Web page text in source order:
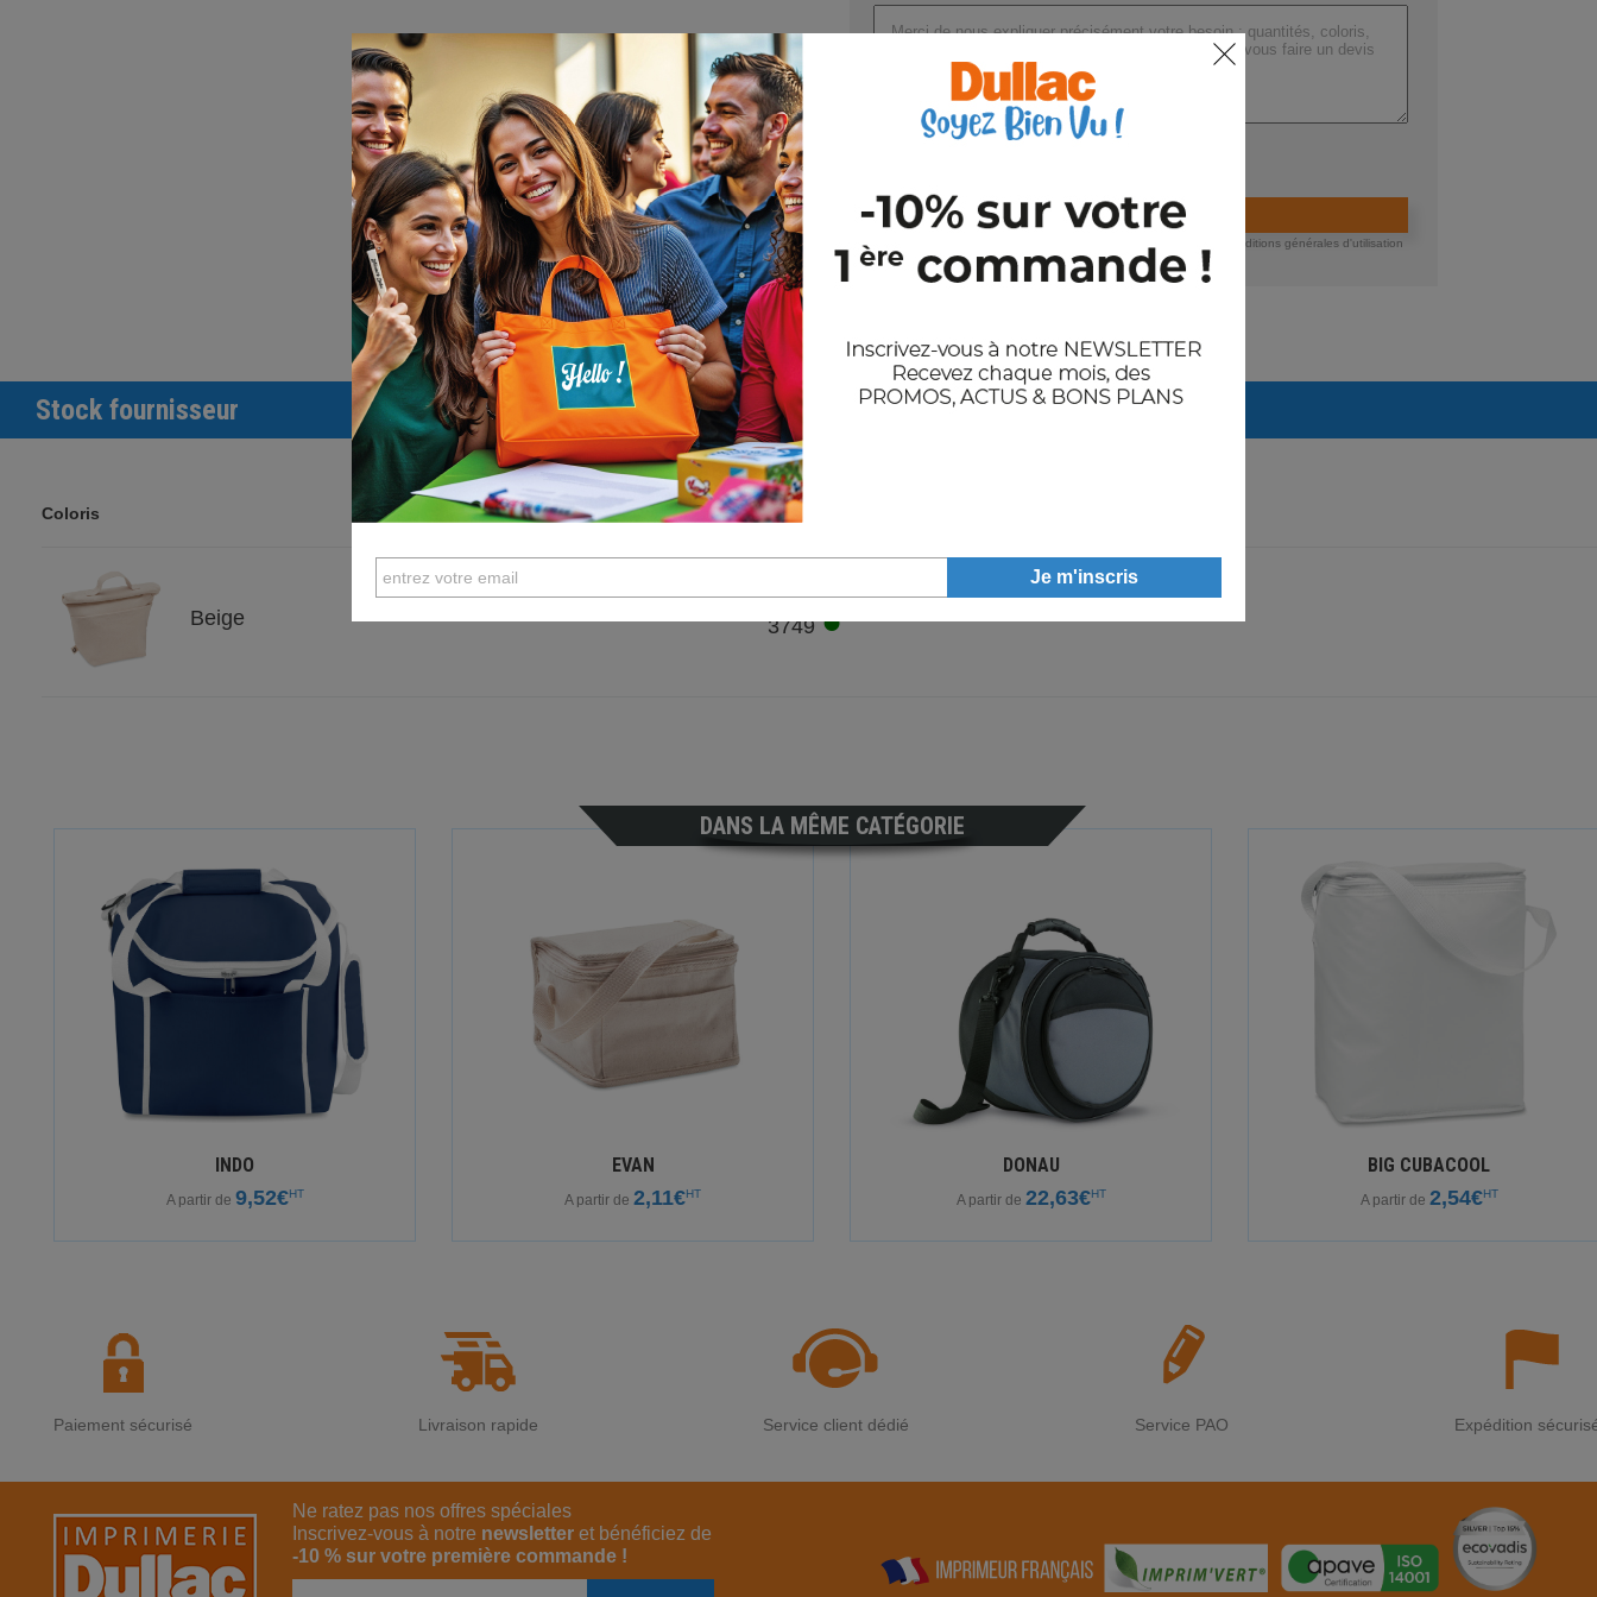
Valider la demande de devis
En nous envoyant votre demande de devis, vous acceptez nos conditions générales d'utilisation
et notre politique de confidentialité des données.
Stock fournisseur
Coloris Stocks
Beige 3749●
DANS LA MÊME CATÉGORIE
INDO
A partir de 9,52€HT
EVAN
A partir de 2,11€HT
DONAU
A partir de 22,63€HT
BIG CUBACOOL
A partir de 2,54€HT
Paiement sécurisé Livraison rapide Service client dédié Service PAO Expédition
Ne ratez pas nos offres spéciales
Inscrivez-vous à notre newsletter et bénéficiez de
-10 % sur votre première commande !